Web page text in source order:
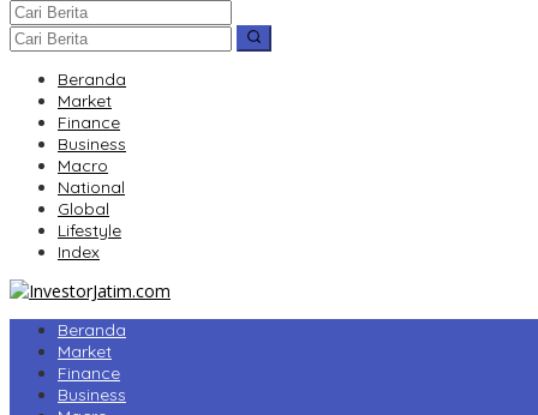
Beranda
Market
Finance
Business
Macro
National
Global
Lifestyle
Index
Beranda
Market
Finance
Business